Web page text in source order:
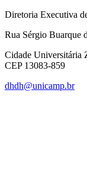
Diretoria Executiva
Rua Sérgio Buarque
Cidade Universitária
CEP 13083-859
dhdh@unicamp.br